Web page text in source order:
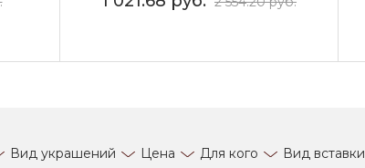
Вид украшений Цена Для кого Вид вставки